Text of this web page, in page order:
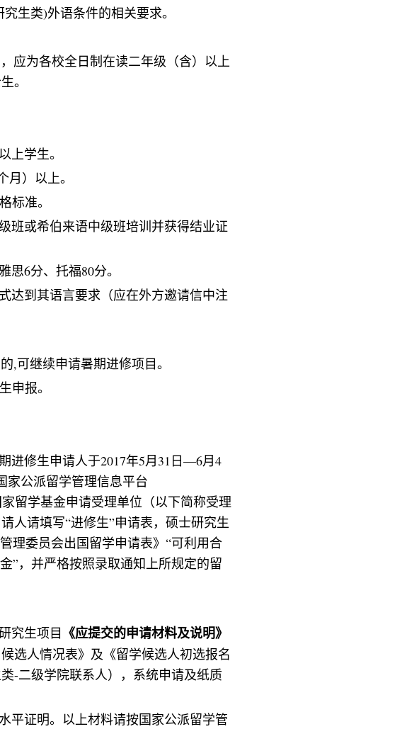
究生类)外语条件的相关要求。
应为各校全日制在读二年级（含）以上
。
学生。
月）以上。
标准。
班或希伯来语中级班培训并获得结业证
思6分、托福80分。
达到其语言要求（应在外方邀请信中注
,可继续申请暑期进修项目。
申报。
进修生申请人于2017年5月31 日—6月4
家公派留学管理信息平台
留学基金申请受理单位（以下简称受理
人请填写“进修生”申请表，硕士研究生
理委员会出国留学申请表》 “可利用合
”，并严格按照录取通知上所规定的留
究生项目 《应提交的申请材料及说明》
选人情况表》及《留学候选人初选报名
-二级学院联系人），系统申请及纸质
平证明。以上材料请按国家公派留学管